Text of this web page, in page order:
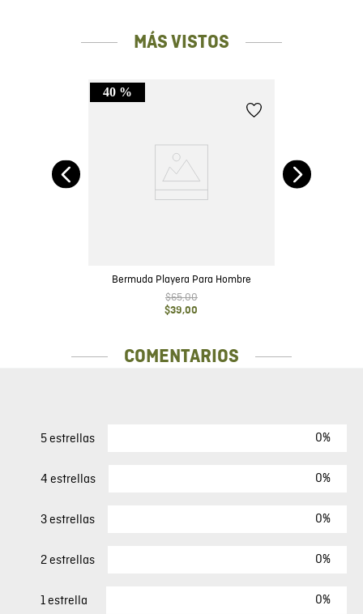
MÁS VISTOS
40 %
Bermuda Playera Para Hombre
$65,00
$39,00
COMENTARIOS
5 estrellas 0%
4 estrellas 0%
3 estrellas 0%
2 estrellas 0%
1 estrella 0%